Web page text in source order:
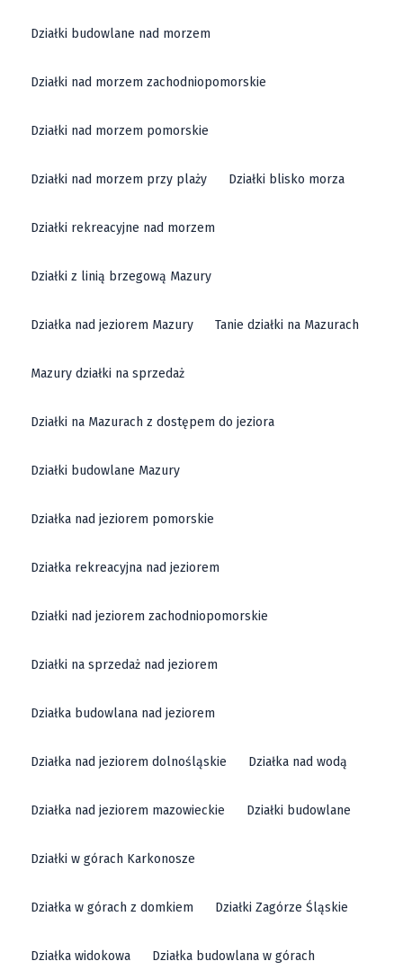
Działki budowlane nad morzem
Działki nad morzem zachodniopomorskie
Działki nad morzem pomorskie
Działki nad morzem przy plaży Działki blisko morza
Działki rekreacyjne nad morzem
Działki z linią brzegową Mazury
Działka nad jeziorem Mazury Tanie działki na Mazurach
Mazury działki na sprzedaż
Działki na Mazurach z dostępem do jeziora
Działki budowlane Mazury
Działka nad jeziorem pomorskie
Działka rekreacyjna nad jeziorem
Działki nad jeziorem zachodniopomorskie
Działki na sprzedaż nad jeziorem
Działka budowlana nad jeziorem
Działka nad jeziorem dolnośląskie Działka nad wodą
Działka nad jeziorem mazowieckie Działki budowlane
Działki w górach Karkonosze
Działka w górach z domkiem Działki Zagórze Śląskie
Działka widokowa Działka budowlana w górach